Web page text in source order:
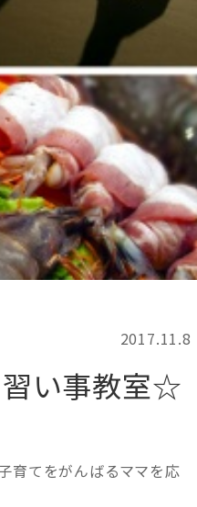
記事検索
2017.11.8
習い事教室☆
育てをがんばるママを応